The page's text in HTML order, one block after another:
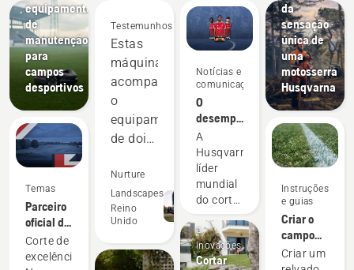
equipamento
de
manutenção
para
campos
desportivos
Temas
Parceiro
oficial de
corte de
relva
Corte de
excelência.
Testemunhos
Estas
máquinas
acompanham
o
equipamento
de dois
e
superam-
nas em
áreas.
Nurture
Landscapes
Reino
Unido
Notícias e
comunicações
O
desempenho
superior
na relva
compensa
sempre
A
Husqvarna,
líder
mundial
do corte
tem o
prazer
de
e
inovações
Cortar
da
sensação
única de
uma
motosserra
Husqvarna
Instruções
e guias
Criar o
campo
perfeito
Criar um